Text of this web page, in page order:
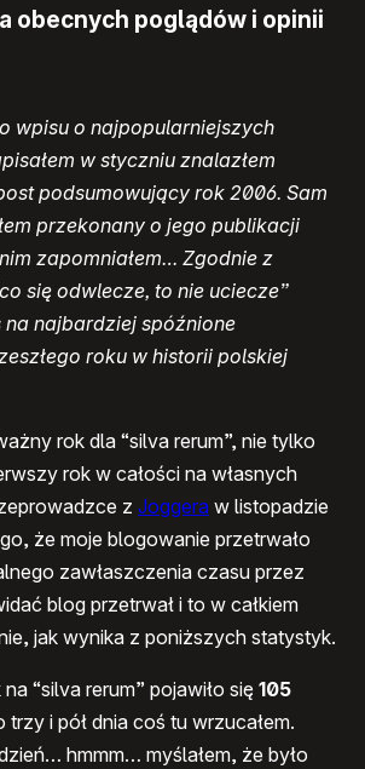
obecnych poglądów i opinii
wpisu o najpopularniejszych
w styczniu znalazłem
podsumowujący rok 2006. Sam
przekonany o jego publikacji
zapomniałem… Zgodnie z
się odwlecze, to nie uciecze”
najbardziej spóźnione
roku w historii polskiej
rok dla “silva rerum”, nie tylko
rok w całości na własnych
z Joggera w listopadzie
że moje blogowanie przetrwało
zawłaszczenia czasu przez
blog przetrwał i to w całkiem
jak wynika z poniższych statystyk.
“silva rerum” pojawiło się 105
trzy i pół dnia coś tu wrzucałem.
hmmm… myślałem, że było